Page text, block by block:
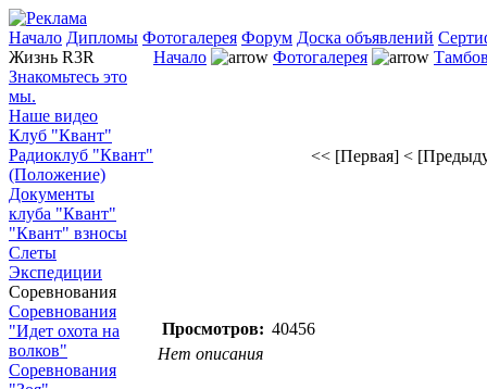
Начало Дипломы Фотогалерея Форум Доска объявлений
Жизнь R3R
Знакомьтесь это
мы.
Наше видео
Клуб "Квант"
Радиоклуб "Квант"
(Положение)
Документы
клуба "Квант"
"Квант" взносы
Слеты
Экспедиции
Соревнования
Соревнования
"Идет охота на
волков"
Соревнования
Начало Фотогалерея
<< [Первая] <
Просмотров: 40456
Нет описания